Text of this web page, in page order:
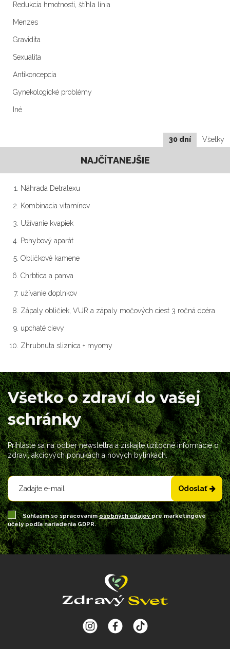
Redukcia hmotnosti, štíhla línia
Menzes
Gravidita
Sexualita
Antikoncepcia
Gynekologické problémy
Iné
30 dní Všetky
NAJČÍTANEJŠIE
Náhrada Detralexu
Kombinacia vitamínov
Užívanie kvapiek
Pohybový aparát
Obličkové kamene
Chrbtica a panva
užívanie doplnkov
Zápaly obličiek, VUR a zápaly močových ciest 3 ročná dcéra
upchaté cievy
Zhrubnuta sliznica + myomy
Všetko o zdraví do vašej
schránky
Prihláste sa na odber newslettra a získajte užitočné informácie o
zdraví, akciových ponukách a nových bylinkách.
Odoslať
Súhlasím so spracovanímosobných údajovpre marketingové
účely podľa nariadenia GDPR.